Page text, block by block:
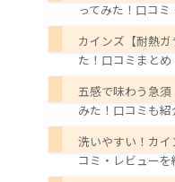
ってみた！口コミ
カインズ【耐熱
た！口コミまとめ
五感で味わう急須
みた！口コミも紹
洗いやすい！カ
コミ・レビューを